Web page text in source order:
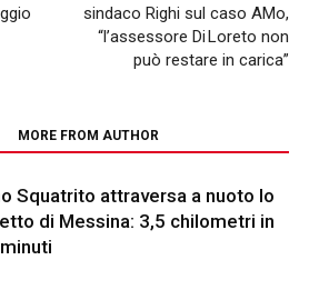
sindaco Righi sul caso AMo,
“l’assessore Di Loreto non
può restare in carica”
MORE FROM AUTHOR
Squatrito attraversa a nuoto lo
di Messina: 3,5 chilometri in